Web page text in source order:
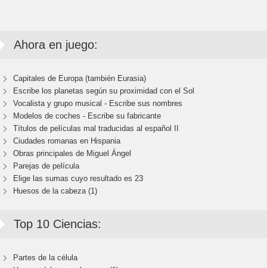
Ahora en juego:
Capitales de Europa (también Eurasia)
Escribe los planetas según su proximidad con el Sol
Vocalista y grupo musical - Escribe sus nombres
Modelos de coches - Escribe su fabricante
Títulos de películas mal traducidas al español II
Ciudades romanas en Hispania
Obras principales de Miguel Ángel
Parejas de película
Elige las sumas cuyo resultado es 23
Huesos de la cabeza (1)
Top 10 Ciencias:
Partes de la célula